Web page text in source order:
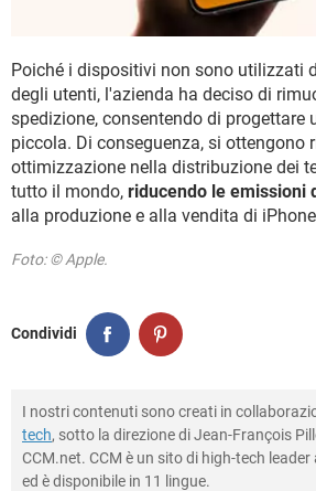
Poiché i dispositivi non sono utilizzati
degli utenti, l'azienda ha deciso di
spedizione, consentendo di progettare
piccola. Di conseguenza, si ottengono
ottimizzazione nella distribuzione dei
tutto il mondo, riducendo le emissioni
alla produzione e alla vendita di
Foto: © Apple.
Condividi
I nostri contenuti sono creati in
tech, sotto la direzione di Jean-François
CCM.net. CCM è un sito di high-tech
ed è disponibile in 11 lingue.